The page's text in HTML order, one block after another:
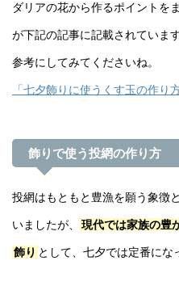
ダリアの花から作るポイントを
が下記の記事に記載されています
参考にしてみてくださいね。
「七夕飾りに使うくす玉の作り
飾りで使う投網の作り方
投網はもともと豊漁を願う象徴
いましたが、 現代では家族の豊
飾り として、七夕では定番にな